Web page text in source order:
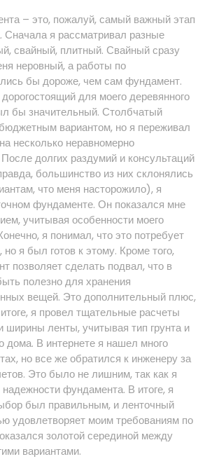
– это, пожалуй, самый важный этап
Сначала я рассматривал разные
свайный, плитный. Свайный сразу
неровный, а работы по
бы дороже, чем сам фундамент.
для моего деревянного
бы значительный. Столбчатый
вариантом, но я переживал
несколько неравномерно
долгих раздумий и консультаций
большинство из них склонялись
что меня насторожило), я
фундаменте. Он показался мне
учитывая особенности моего
я понимал, что это потребует
я был готов к этому. Кроме того,
позволяет сделать подвал, что в
полезно для хранения
вещей. Это дополнительный плюс,
я провел тщательные расчеты
ширины ленты, учитывая тип грунта и
дома. В интернете я нашел много
но все же обратился к инженеру за
Это было не лишним, так как я
фундамента. В итоге, я
был правильным, и ленточный
удовлетворяет моим требованиям по
золотой серединой между
вариантами.